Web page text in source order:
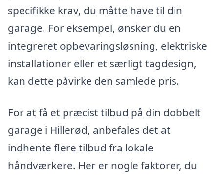
specifikke krav, du måtte have til din
garage. For eksempel, ønsker du en
integreret opbevaringsløsning, elektriske
installationer eller et særligt tagdesign,
kan dette påvirke den samlede pris.
For at få et præcist tilbud på din dobbelt
garage i Hillerød, anbefales det at
indhente flere tilbud fra lokale
håndværkere. Her er nogle faktorer, du